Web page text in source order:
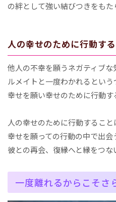
の絆として強い結びつきをもた
人の幸せのために行動する
他人の不幸を願うネガティブ
ルメイトと一度わかれるとい
幸せを願い幸せのために行動す
人の幸せのために行動すること
幸せを願っての行動の中で出
彼との再会、復縁へと縁をつな
一度離れるからこそさ